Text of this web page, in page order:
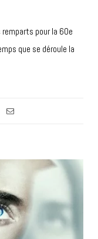
pour la 60e
que se déroule la